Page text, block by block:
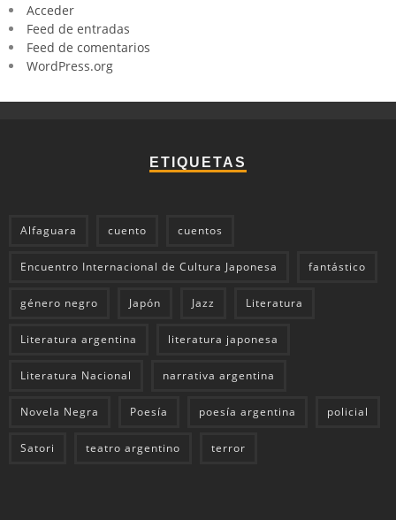
Acceder
Feed de entradas
Feed de comentarios
WordPress.org
ETIQUETAS
Alfaguara cuento cuentos
Encuentro Internacional de Cultura Japonesa fantástico
género negro Japón Jazz Literatura
Literatura argentina literatura japonesa
Literatura Nacional narrativa argentina
Novela Negra Poesía poesía argentina policial
Satori teatro argentino terror